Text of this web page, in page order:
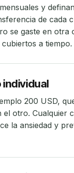
y
de cada
se gaste en otra
a tiempo.
individual
200 USD,
otro. Cualquier
la ansiedad y